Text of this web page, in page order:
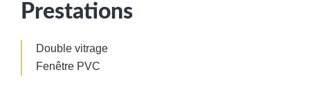
Prestations
Double vitrage
Fenêtre PVC